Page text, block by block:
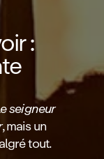
:
seigneur
, mais un
tout.